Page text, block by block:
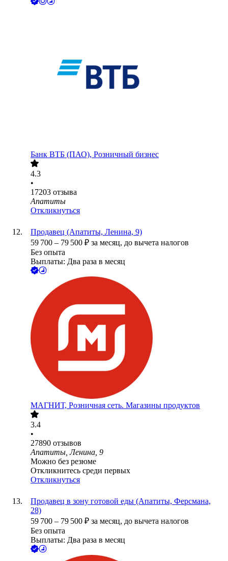
Банк ВТБ (ПАО), Розничный бизнес
4.3
•
17203 отзыва
Апатиты
Откликнуться
Продавец (Апатиты, Ленина, 9)
59 700 – 79 500 ₽ за месяц, до вычета налогов
Без опыта
Выплаты: Два раза в месяц
МАГНИТ, Розничная сеть. Магазины продуктов
3.4
•
27890 отзывов
Апатиты, Ленина, 9
Можно без резюме
Откликнитесь среди первых
Откликнуться
Продавец в зону готовой еды (Апатиты, Ферсмана,
28)
59 700 – 79 500 ₽ за месяц, до вычета налогов
Без опыта
Выплаты: Два раза в месяц